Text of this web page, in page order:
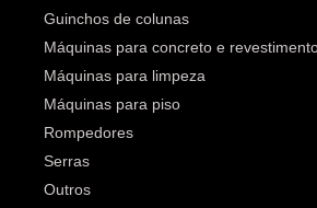
Guinchos de colunas
Máquinas para concreto e
Máquinas para limpeza
Máquinas para piso
Rompedores
Serras
Outros